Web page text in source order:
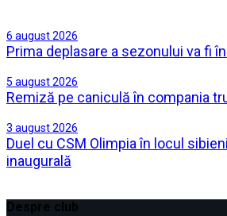
6 august 2026
Prima deplasare a sezonului va fi
5 august 2026
Remiză pe caniculă în compania
3 august 2026
Duel cu CSM Olimpia în locul
inaugurală
Despre club